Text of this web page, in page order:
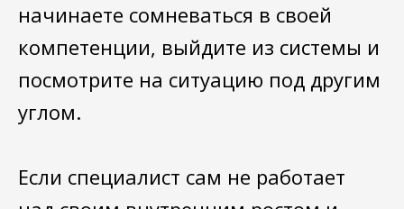
начинаете сомневаться в своей
компетенции, выйдите из системы и
посмотрите на ситуацию под другим
углом.
Если специалист сам не работает